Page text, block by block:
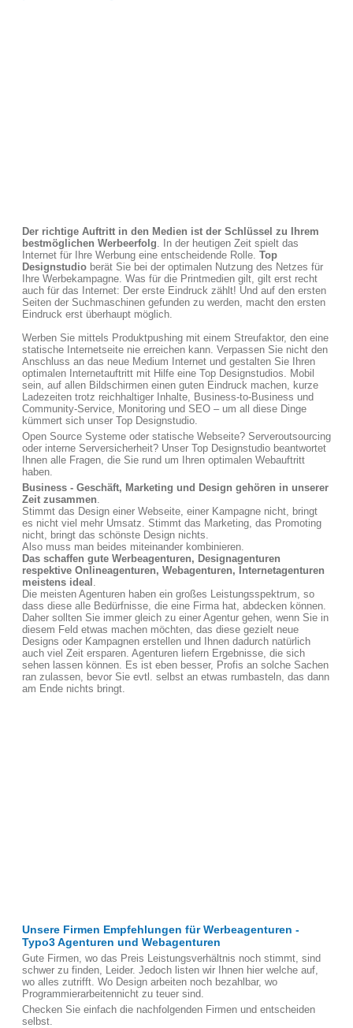
Der richtige Auftritt in den Medien ist der Schlüssel zu Ihrem
bestmöglichen Werbeerfolg. In der heutigen Zeit spielt das
Internet für Ihre Werbung eine entscheidende Rolle. Top
Designstudio berät Sie bei der optimalen Nutzung des Netzes für
Ihre Werbekampagne. Was für die Printmedien gilt, gilt erst recht
auch für das Internet: Der erste Eindruck zählt! Und auf den ersten
Seiten der Suchmaschinen gefunden zu werden, macht den ersten
Eindruck erst überhaupt möglich.
Werben Sie mittels Produktpushing mit einem Streufaktor, den eine
statische Internetseite nie erreichen kann. Verpassen Sie nicht den
Anschluss an das neue Medium Internet und gestalten Sie Ihren
optimalen Internetauftritt mit Hilfe eine Top Designstudios. Mobil
sein, auf allen Bildschirmen einen guten Eindruck machen, kurze
Ladezeiten trotz reichhaltiger Inhalte, Business-to-Business und
Community-Service, Monitoring und SEO – um all diese Dinge
kümmert sich unser Top Designstudio.
Open Source Systeme oder statische Webseite? Serveroutsourcing
oder interne Serversicherheit? Unser Top Designstudio beantwortet
Ihnen alle Fragen, die Sie rund um Ihren optimalen Webauftritt
haben.
Business - Geschäft, Marketing und Design gehören in unserer
Zeit zusammen.
Stimmt das Design einer Webseite, einer Kampagne nicht, bringt
es nicht viel mehr Umsatz. Stimmt das Marketing, das Promoting
nicht, bringt das schönste Design nichts.
Also muss man beides miteinander kombinieren.
Das schaffen gute Werbeagenturen, Designagenturen
respektive Onlineagenturen, Webagenturen, Internetagenturen
meistens ideal .
Die meisten Agenturen haben ein großes Leistungsspektrum, so
dass diese alle Bedürfnisse, die eine Firma hat, abdecken können.
Daher sollten Sie immer gleich zu einer Agentur gehen, wenn Sie in
diesem Feld etwas machen möchten, das diese gezielt neue
Designs oder Kampagnen erstellen und Ihnen dadurch natürlich
auch viel Zeit ersparen. Agenturen liefern Ergebnisse, die sich
sehen lassen können. Es ist eben besser, Profis an solche Sachen
ran zulassen, bevor Sie evtl. selbst an etwas rumbasteln, das dann
am Ende nichts bringt.
Unsere Firmen Empfehlungen für Werbeagenturen -
Typo3 Agenturen und Webagenturen
Gute Firmen, wo das Preis Leistungsverhältnis noch stimmt, sind
schwer zu finden, Leider. Jedoch listen wir Ihnen hier welche auf,
wo alles zutrifft. Wo Design arbeiten noch bezahlbar, wo
Programmierarbeitennicht zu teuer sind.
Checken Sie einfach die nachfolgenden Firmen und entscheiden
selbst.